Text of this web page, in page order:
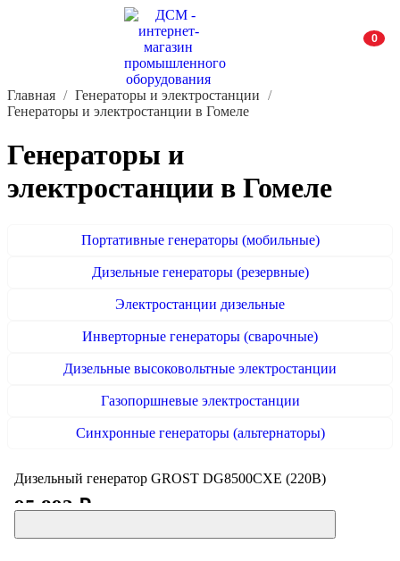
0
Главная
Генераторы и электростанции
Генераторы и электростанции в Гомеле
Генераторы и
электростанции в Гомеле
Портативные генераторы (мобильные)
Дизельные генераторы (резервные)
Электростанции дизельные
Инверторные генераторы (сварочные)
Дизельные высоковольтные электростанции
Газопоршневые электростанции
Синхронные генераторы (альтернаторы)
Дизельный генератор GROST DG8500CXE (220В)
95 893 ₽